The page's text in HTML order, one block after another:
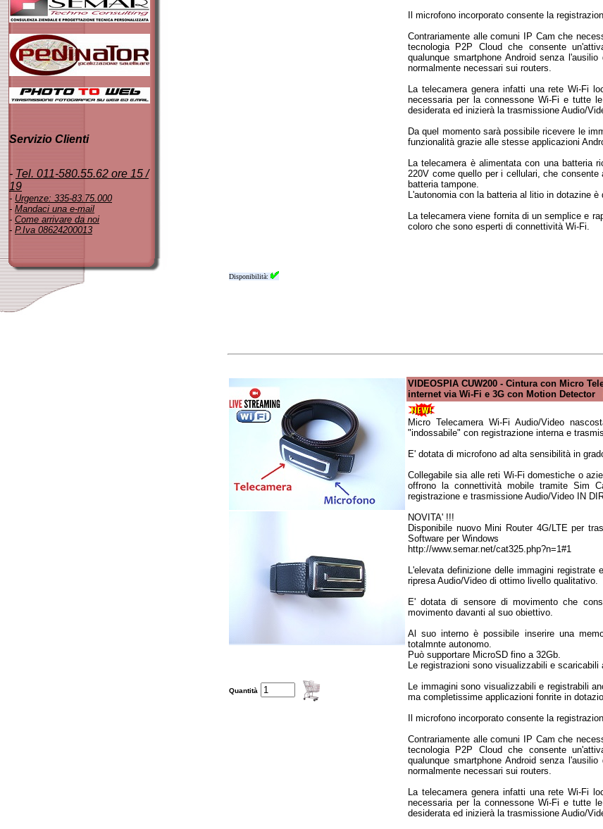
Servizio Clienti
- Tel. 011-580.55.62 ore 15 /
19
- Urgenze: 335-83.75.000
- Mandaci una e-mail
- Come arrivare da noi
- P.Iva 08624200013
Il microfono incorporato consente la
Contrariamente alle comuni IP Cam che
tecnologia P2P Cloud che consente
qualunque smartphone Android senza
normalmente necessari sui routers.
La telecamera genera infatti una rete Wi-Fi
necessaria per la connessone Wi-Fi e tutte
desiderata ed inizierà la trasmissione Audio/
Da quel momento sarà possibile ricevere le
funzionalità grazie alle stesse applicazioni
La telecamera è alimentata con una batteria
220V come quello per i cellulari, che
batteria tampone.
L'autonomia con la batteria al litio in dotazine
La telecamera viene fornita di un semplice e
coloro che sono esperti di connettività Wi-Fi.
Disponibilità:
Quantità
VIDEOSPIA CUW200 - Cintura con Micro
internet via Wi-Fi e 3G con Motion Detector
Micro Telecamera Wi-Fi Audio/Video
"indossabile" con registrazione interna e
E' dotata di microfono ad alta sensibilità in
Collegabile sia alle reti Wi-Fi domestiche o
offrono la connettività mobile tramite Sim
registrazione e trasmissione Audio/Video IN
NOVITA' !!!
Disponibile nuovo Mini Router 4G/LTE per
Software per Windows
http://www.semar.net/cat325.php?n=1#1
L'elevata definizione delle immagini
ripresa Audio/Video di ottimo livello qualitativo.
E' dotata di sensore di movimento che
movimento davanti al suo obiettivo.
Al suo interno è possibile inserire una
totalmnte autonomo.
Può supportare MicroSD fino a 32Gb.
Le registrazioni sono visualizzabili e
Le immagini sono visualizzabili e registrabili
ma completissime applicazioni fonrite in
Il microfono incorporato consente la
Contrariamente alle comuni IP Cam che
tecnologia P2P Cloud che consente
qualunque smartphone Android senza
normalmente necessari sui routers.
La telecamera genera infatti una rete Wi-Fi
necessaria per la connessone Wi-Fi e tutte
desiderata ed inizierà la trasmissione Audio/